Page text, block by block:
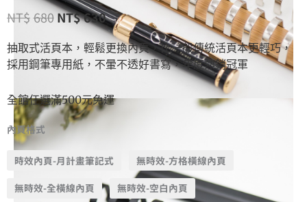
NT$680NT$630
抽取式活頁本，輕鬆更換內頁，比一般傳統活頁本更輕巧，
採用鋼筆專用紙，不暈不透好書寫，年度熱銷冠軍
全館任選滿500元免運
內頁格式
時效內頁-月計畫筆記式 無時效-方格橫線內頁
無時效-全橫線內頁 無時效-空白內頁